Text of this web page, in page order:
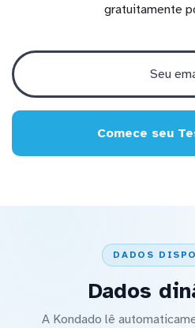
gratuitamente
Comece seu
DADOS
Dados
A Kondado lê